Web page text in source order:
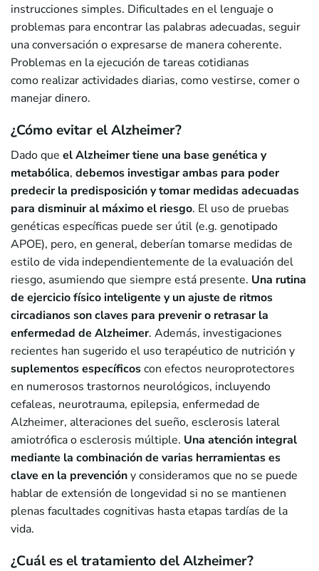
instrucciones simples. Dificultades en el lenguaje o
problemas para encontrar las palabras adecuadas, seguir
una conversación o expresarse de manera coherente.
Problemas en la ejecución de tareas cotidianas
como realizar actividades diarias, como vestirse, comer o
manejar dinero.
¿Cómo evitar el Alzheimer?
Dado que el Alzheimertiene una base genética y
metabólica, debemos investigar ambas para poder
predecir la predisposición y tomar medidas adecuadas
para disminuir al máximo el riesgo. El uso de pruebas
genéticas específicas puede ser útil (e.g. genotipado
APOE), pero, en general, deberían tomarse medidas de
estilo de vida independientemente de la evaluación del
riesgo, asumiendo que siempre está presente. Una rutina
de ejercicio físico inteligente y un ajuste de ritmos
circadianos son claves para prevenir o retrasar la
enfermedad de Alzheimer. Además, investigaciones
recientes han sugerido el uso terapéutico de nutrición y
suplementos específicoscon efectos neuroprotectores
en numerosos trastornos neurológicos, incluyendo
cefaleas, neurotrauma, epilepsia, enfermedad de
Alzheimer, alteraciones del sueño, esclerosis lateral
amiotrófica o esclerosis múltiple. Una atención integral
mediante la combinación de varias herramientas es
clave en la prevencióny consideramos que no se puede
hablar de extensión de longevidad si no se mantienen
plenas facultades cognitivas hasta etapas tardías de la
vida.
¿Cuál es el tratamiento del Alzheimer?